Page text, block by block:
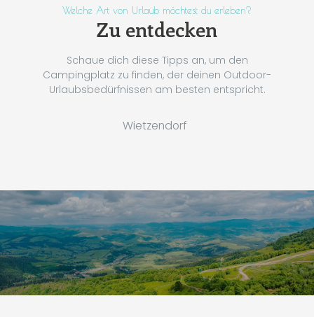
Welche Art von Urlaub möchtest du erleben?
Zu entdecken
Schaue dich diese Tipps an, um den
Campingplatz zu finden, der deinen Outdoor-
Urlaubsbedürfnissen am besten entspricht.
Wietzendorf